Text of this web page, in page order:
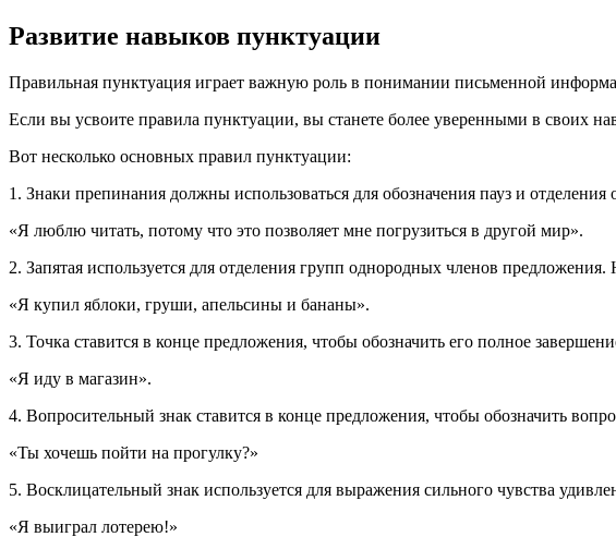
Развитие навыков пунктуации
Правильная пунктуация играет важную роль в понимании письменной
Если вы усвоите правила пунктуации, вы станете более уверенными в своих
Вот несколько основных правил пунктуации:
1. Знаки препинания должны использоваться для обозначения пауз и
«Я люблю читать, потому что это позволяет мне погрузиться в другой мир».
2. Запятая используется для отделения групп однородных членов
«Я купил яблоки, груши, апельсины и бананы».
3. Точка ставится в конце предложения, чтобы обозначить его полное
«Я иду в магазин».
4. Вопросительный знак ставится в конце предложения, чтобы обозначить
«Ты хочешь пойти на прогулку?»
5. Восклицательный знак используется для выражения сильного чувства
«Я выиграл лотерею!»